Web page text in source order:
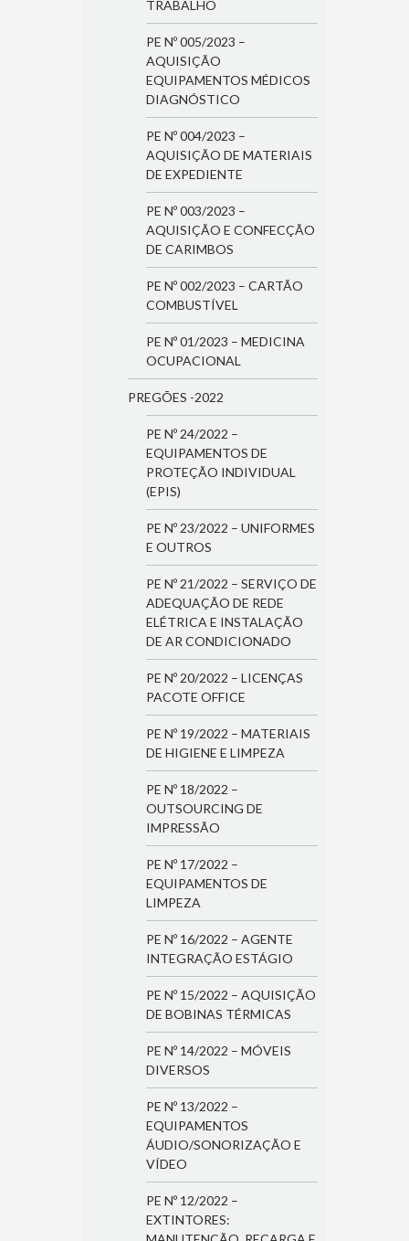
TRABALHO
PE Nº 005/2023 –
AQUISIÇÃO
EQUIPAMENTOS MÉDICOS
DIAGNÓSTICO
PE Nº 004/2023 –
AQUISIÇÃO DE MATERIAIS
DE EXPEDIENTE
PE Nº 003/2023 –
AQUISIÇÃO E CONFECÇÃO
DE CARIMBOS
PE Nº 002/2023 – CARTÃO
COMBUSTÍVEL
PE Nº 01/2023 – MEDICINA
OCUPACIONAL
PREGÕES -2022
PE Nº 24/2022 –
EQUIPAMENTOS DE
PROTEÇÃO INDIVIDUAL
(EPIS)
PE Nº 23/2022 – UNIFORMES
E OUTROS
PE Nº 21/2022 – SERVIÇO DE
ADEQUAÇÃO DE REDE
ELÉTRICA E INSTALAÇÃO
DE AR CONDICIONADO
PE Nº 20/2022 – LICENÇAS
PACOTE OFFICE
PE Nº 19/2022 – MATERIAIS
DE HIGIENE E LIMPEZA
PE Nº 18/2022 –
OUTSOURCING DE
IMPRESSÃO
PE Nº 17/2022 –
EQUIPAMENTOS DE
LIMPEZA
PE Nº 16/2022 – AGENTE
INTEGRAÇÃO ESTÁGIO
PE Nº 15/2022 – AQUISIÇÃO
DE BOBINAS TÉRMICAS
PE Nº 14/2022 – MÓVEIS
DIVERSOS
PE Nº 13/2022 –
EQUIPAMENTOS
ÁUDIO/SONORIZAÇÃO E
VÍDEO
PE Nº 12/2022 –
EXTINTORES: